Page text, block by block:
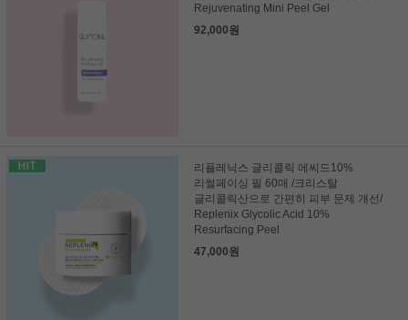
Rejuvenating Mini Peel Gel
92,000원
리플레닉스 글리콜릭 에씨드10%
리썰페이싱 필 60매 /크리스탈
글리콜릭산으로 간편히 피부 문제 개선/
Replenix Glycolic Acid 10%
Resurfacing Peel
47,000원